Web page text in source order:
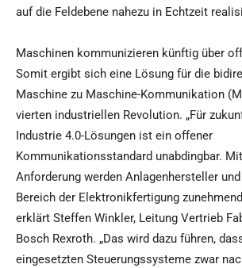
auf die Feldebene nahezu in Echtzeit
Maschinen kommunizieren künftig über
Somit ergibt sich eine Lösung für die
Maschine zu Maschine-Kommunikation
vierten industriellen Revolution. „Für
Industrie 4.0-Lösungen ist ein offener
Kommunikationsstandard unabdingbar.
Anforderung werden Anlagenhersteller
Bereich der Elektronikfertigung
erklärt Steffen Winkler, Leitung Vertrieb
Bosch Rexroth. „Das wird dazu führen,
eingesetzten Steuerungssysteme zwar